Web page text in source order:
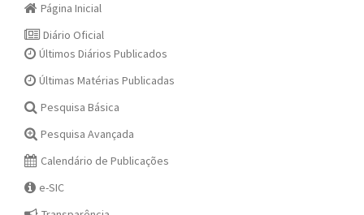
Página Inicial
Diário Oficial
Últimos Diários Publicados
Últimas Matérias Publicadas
Pesquisa Básica
Pesquisa Avançada
Calendário de Publicações
e-SIC